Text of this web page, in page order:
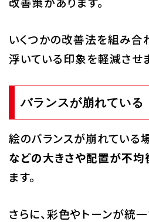
いくつかの改善法を組み合
浮いている印象を軽減させま
バランスが崩れている
絵のバランスが崩れている
などの大きさや配置が不均
ます。
さらに、彩色やトーンが統